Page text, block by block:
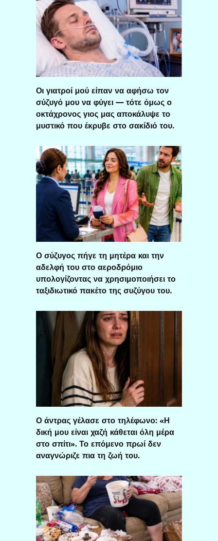
Οι γιατροί μού είπαν να αφήσω τον
σύζυγό μου να φύγει — τότε όμως ο
οκτάχρονος γιος μας αποκάλυψε το
μυστικό που έκρυβε στο σακίδιό του.
Ο σύζυγος πήγε τη μητέρα και την
αδελφή του στο αεροδρόμιο
υπολογίζοντας να χρησιμοποιήσει το
ταξιδιωτικό πακέτο της συζύγου του.
Ο άντρας γέλασε στο τηλέφωνο: «Η
δική μου είναι χαζή κάθεται όλη μέρα
στο σπίτι». Το επόμενο πρωί δεν
αναγνώριζε πια τη ζωή του.